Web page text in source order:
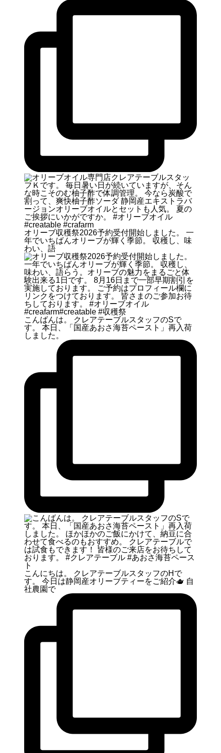
オリーブ収穫祭2026予約受付開始しました。 一
年でいちばんオリーブが輝く季節。 収穫し、味
わい、語
こんばんは。 クレアテーブルスタッフのSで
す。 本日、「国産あおさ海苔ペースト」再入荷
しました。
こんにちは。 クレアテーブルスタッフのHで
す。 今日は静岡産オリーブティーをご紹介🫖 自
社農園で